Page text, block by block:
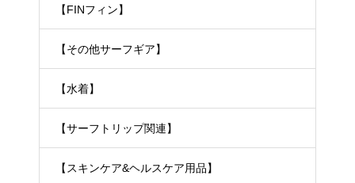
【FINフィン】
【その他サーフギア】
【水着】
【サーフトリップ関連】
【スキンケア&ヘルスケア用品】